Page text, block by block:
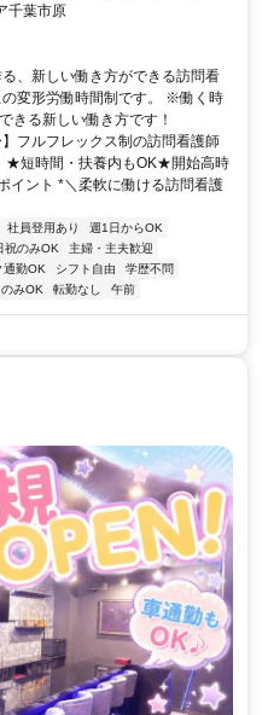
千葉市原
、新しい働き方ができる訪問看
変形労働時間制です。 ※働く時
きる新しい働き方です！
フルフレックス制の訪問看護師
★短時間・扶養内もOK★開始高時
イント *＼柔軟に働ける訪問看護
社員登用あり
週1日からOK
祝のみOK
主婦・主夫歓迎
通勤OK シフト自由
学歴不問
みOK 転勤なし 午前